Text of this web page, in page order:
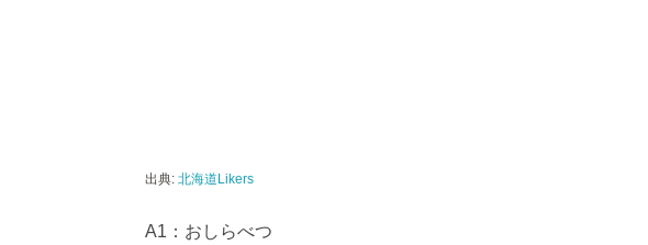
出典: 北海道Likers
A1：おしらべつ